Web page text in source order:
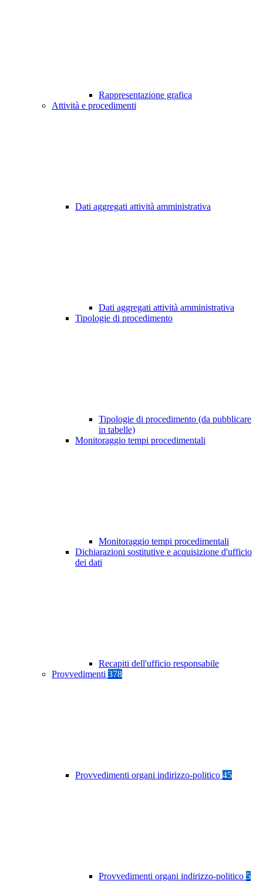
Rappresentazione grafica
Attività e procedimenti
Dati aggregati attività amministrativa
Dati aggregati attività amministrativa
Tipologie di procedimento
Tipologie di procedimento (da pubblicare
in tabelle)
Monitoraggio tempi procedimentali
Monitoraggio tempi procedimentali
Dichiarazioni sostitutive e acquisizione d'ufficio
dei dati
Recapiti dell'ufficio responsabile
Provvedimenti 378
Provvedimenti organi indirizzo-politico 45
Provvedimenti organi indirizzo-politico 5